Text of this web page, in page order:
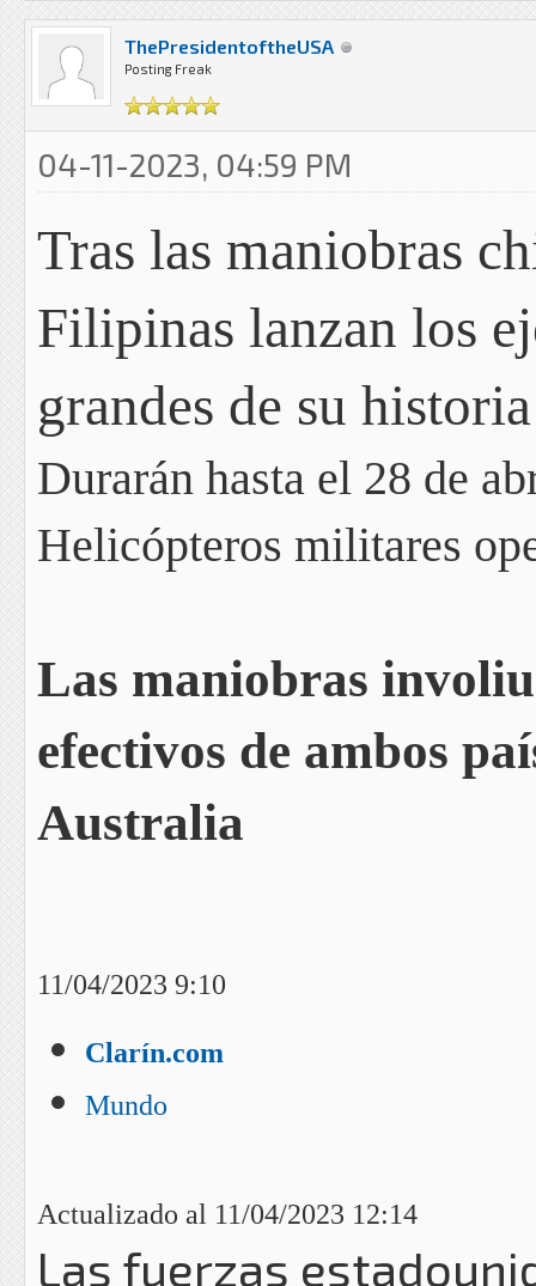
ThePresidentoftheUSA
Posting Freak
04-11-2023, 04:59 PM
Tras las maniobras
Filipinas lanzan los
grandes de su
Durarán hasta el 28 de
Helicópteros militares
Las maniobras
efectivos de ambos
Australia
11/04/2023 9:10
Clarín.com
Mundo
Actualizado al 11/04/2023 12:14
Las fuerzas